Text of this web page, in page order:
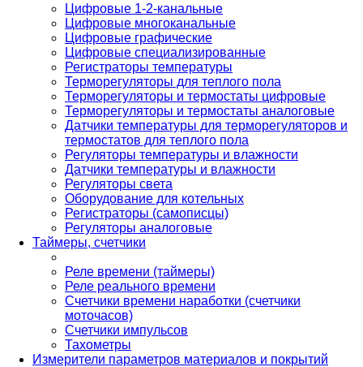
Цифровые 1-2-канальные
Цифровые многоканальные
Цифровые графические
Цифровые специализированные
Регистраторы температуры
Терморегуляторы для теплого пола
Терморегуляторы и термостаты цифровые
Терморегуляторы и термостаты аналоговые
Датчики температуры для терморегуляторов и
термостатов для теплого пола
Регуляторы температуры и влажности
Датчики температуры и влажности
Регуляторы света
Оборудование для котельных
Регистраторы (самописцы)
Регуляторы аналоговые
Таймеры, счетчики
Реле времени (таймеры)
Реле реального времени
Счетчики времени наработки (счетчики
моточасов)
Счетчики импульсов
Тахометры
Измерители параметров материалов и покрытий